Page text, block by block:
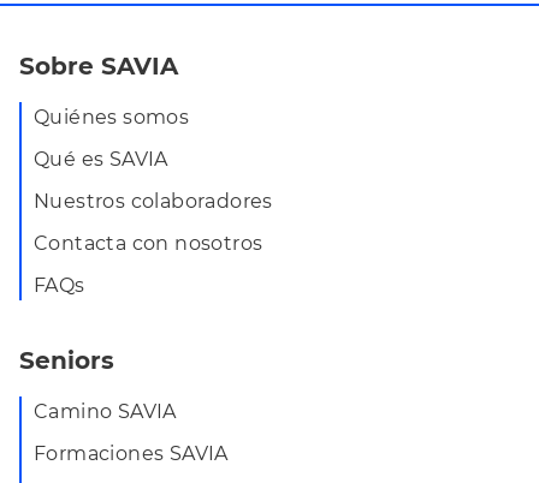
Sobre SAVIA
Quiénes somos
Qué es SAVIA
Nuestros colaboradores
Contacta con nosotros
FAQs
Seniors
Camino SAVIA
Formaciones SAVIA